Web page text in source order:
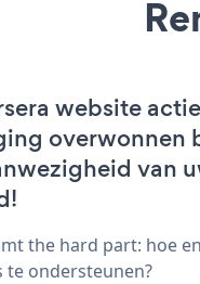
website
overwonnen
van
the hard part: hoe
te ondersteunen?